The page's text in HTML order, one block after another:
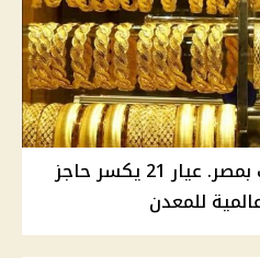
ارتفاع جديد بأسعار الذهب بمصر. عيار 21 يكسر حاجز